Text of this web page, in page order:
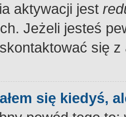
aktywacji jest
Jeżeli jesteś
się
się kiedyś,